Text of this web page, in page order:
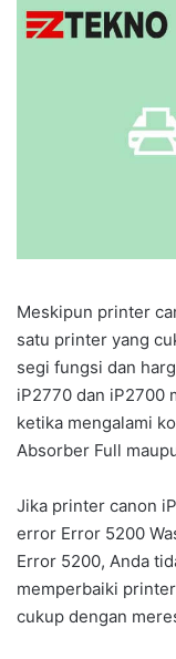
Meskipun printer
satu printer yang
segi fungsi dan
iP2770 dan iP2700
ketika mengalami
Absorber Full
Jika printer canon
error Error 5200
Error 5200, Anda
memperbaiki
cukup dengan